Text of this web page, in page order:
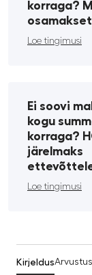
korraga?
Loe tingimusi
Ei soovi
kogu
korraga?
järelmaks
Loe tingimusi
Kirjeldus